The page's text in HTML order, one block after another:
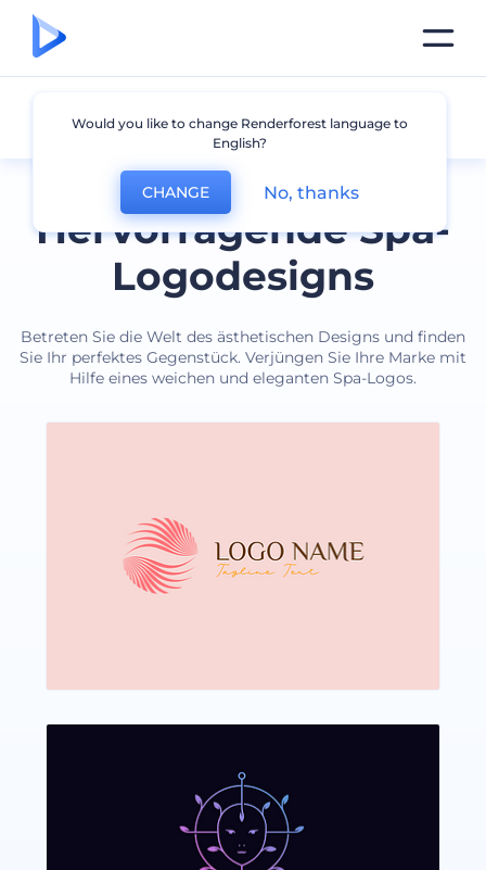
Hervorragende Spa-
Logodesigns
Betreten Sie die Welt des ästhetischen Designs und finden
Sie Ihr perfektes Gegenstück. Verjüngen Sie Ihre Marke mit
Hilfe eines weichen und eleganten Spa-Logos.
Heilbad
Would you like to change Renderforest language to
English?
CHANGE No, thanks